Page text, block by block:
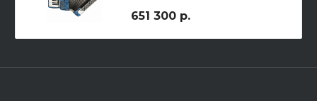
651 300 р.